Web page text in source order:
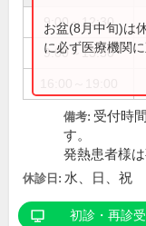
9:00～12:30
9:00～13:30
お盆(8月中旬)は
に必ず医療機関
備考: 受付時
す。
発熱患者様
休診日: 水、日、祝
初診・再診